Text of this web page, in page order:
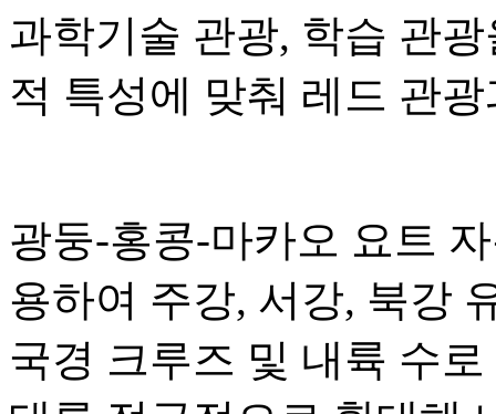
과학기술 관광, 학습 관
적 특성에 맞춰 레드 관
광둥-홍콩-마카오 요트
용하여 주강, 서강, 북강
국경 크루즈 및 내륙 수